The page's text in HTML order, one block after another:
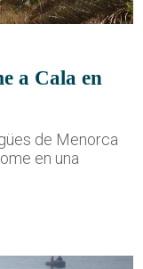
a Cala en
de Menorca
en una